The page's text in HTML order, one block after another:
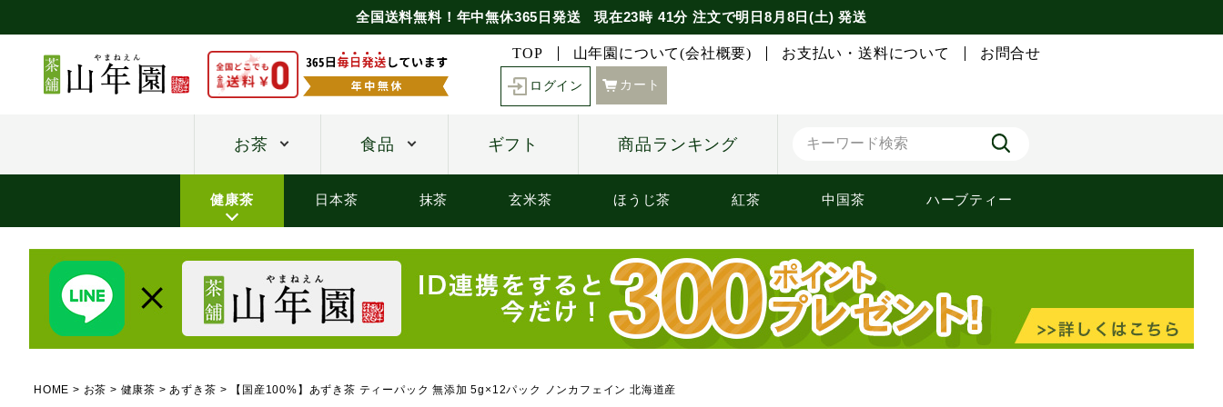
全国送料無料！年中無休365日発送 現在23時 41分 注文で明日8月8日(土) 発送
TOP 山年園について(会社概要) お支払い・送料について お問合せ
ログイン カート
お茶 食品 ギフト 商品ランキング
健康茶 日本茶 抹茶 玄米茶 ほうじ茶 紅茶 中国茶 ハーブティー
HOME お茶 健康茶 あずき茶 【国産100%】あずき茶 ティーパック 無添加 5g×12パック ノンカフェイン 北海道産